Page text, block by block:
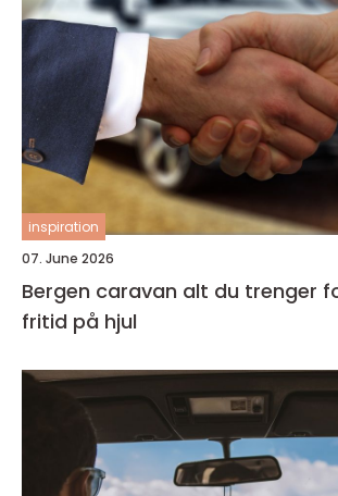
inspiration
07. June 2026
Bergen caravan alt du trenger for fleksibel
fritid på hjul